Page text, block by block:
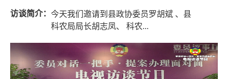
访谈简介： 今天我们邀请到县政协委员罗胡斌 、县
科农局局长胡志凤、 科农...